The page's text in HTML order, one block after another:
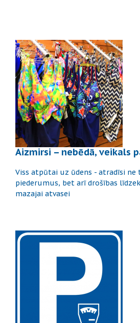
Aizmirsi – nebēdā, veikals
Viss atpūtai uz ūdens - atradīsi ne
piederumus, bet arī drošības
mazajai atvasei